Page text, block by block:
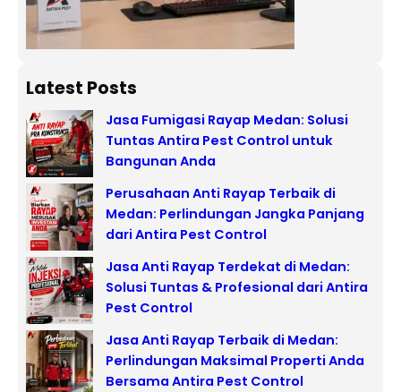
Latest Posts
Jasa Fumigasi Rayap Medan: Solusi
Tuntas Antira Pest Control untuk
Bangunan Anda
Perusahaan Anti Rayap Terbaik di
Medan: Perlindungan Jangka Panjang
dari Antira Pest Control
Jasa Anti Rayap Terdekat di Medan:
Solusi Tuntas & Profesional dari Antira
Pest Control
Jasa Anti Rayap Terbaik di Medan:
Perlindungan Maksimal Properti Anda
Bersama Antira Pest Control